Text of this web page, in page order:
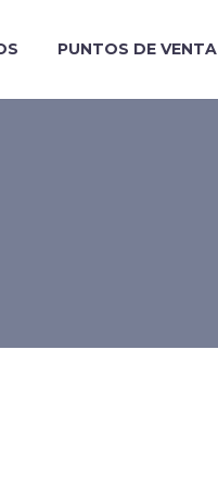
PUNTOS DE VENTA